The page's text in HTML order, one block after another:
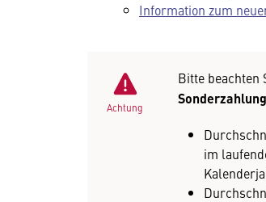
Information zum
Achtung
Bitte beachten
im